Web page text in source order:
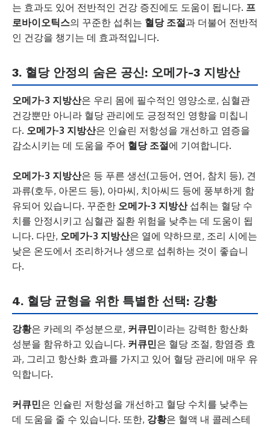
는 효과도 있어 전반적인 건강 증진에도 도움이 됩니다. 프
로바이오틱스의 꾸준한 섭취는 혈당 조절과 더불어 전반적
인 건강을 챙기는 데 효과적입니다.
3. 혈당 안정의 숨은 공신: 오메가-3 지방산
오메가-3 지방산은 우리 몸에 필수적인 영양소로, 심혈관
건강뿐만 아니라 혈당 관리에도 긍정적인 영향을 미칩니
다. 오메가-3 지방산은 인슐린 저항성을 개선하고 염증을
감소시키는 데 도움을 주어 혈당 조절에 기여합니다.
오메가-3 지방산은 등 푸른 생선(고등어, 연어, 참치 등), 견
과류(호두, 아몬드 등), 아마씨, 치아씨드 등에 풍부하게 함
유되어 있습니다. 꾸준한 오메가-3 지방산섭취는 혈당 수
치를 안정시키고 심혈관 질환 위험을 낮추는 데 도움이 됩
니다. 다만, 오메가-3 지방산은 열에 약하므로, 조리 시에는
낮은 온도에서 조리하거나 생으로 섭취하는 것이 좋습니
다.
4. 혈당 균형을 위한 특별한 선택: 강황
강황은 카레의 주성분으로, 커큐민이라는 강력한 항산화
성분을 함유하고 있습니다. 커큐민은 혈당 조절, 항염증 효
과, 그리고 항산화 효과를 가지고 있어 혈당 관리에 매우 유
익합니다.
커큐민은 인슐린 저항성을 개선하고 혈당 수치를 낮추는
데 도움을 줄 수 있습니다. 또한, 강황은 혈액 내 콜레스테